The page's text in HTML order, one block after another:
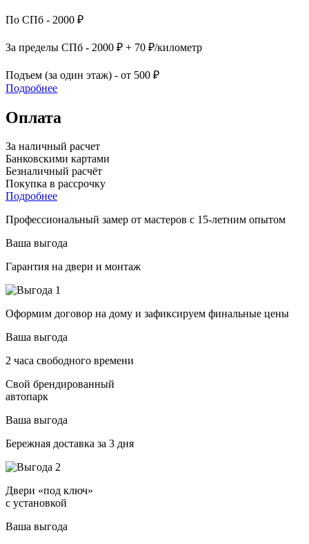
По СПб - 2000 ₽
За пределы СПб - 2000 ₽ + 70 ₽/километр
Подъем (за один этаж) - от 500 ₽
Подробнее
Оплата
За наличный расчет
Банковскими картами
Безналичный расчёт
Покупка в рассрочку
Подробнее
Профессиональный замер от мастеров с 15-летним опытом
Ваша выгода
Гарантия на двери и монтаж
Оформим договор на дому и зафиксируем финальные цены
Ваша выгода
2 часа свободного времени
Свой брендированный
автопарк
Ваша выгода
Бережная доставка за 3 дня
Двери «под ключ»
с установкой
Ваша выгода